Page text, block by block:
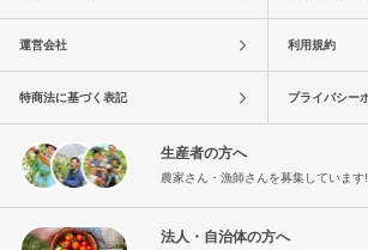
運営会社 利用規約
特商法に基づく表記 プライバシー
生産者の方へ
農家さん・漁師さんを募集しています!
法人・自治体の方へ